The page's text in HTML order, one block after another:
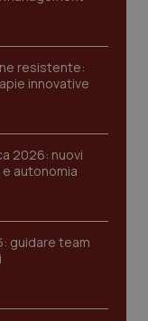
resistente:
innovative
2026: nuovi
autonomia
guidare team
di
/Dominio